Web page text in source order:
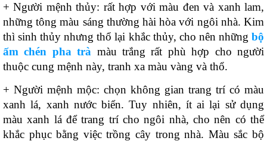
+ Người mệnh thủy: rất hợp với màu đen và xanh lam,
những tông màu sáng thường hài hòa với ngôi nhà. Kim
thì sinh thủy nhưng thổ lại khắc thủy, cho nên những bộ
ấm chén pha trà màu trắng rất phù hợp cho người
thuộc cung mệnh này, tranh xa màu vàng và thổ.
+ Người mệnh mộc: chọn không gian trang trí có màu
xanh lá, xanh nước biển. Tuy nhiên, ít ai lại sử dụng
màu xanh lá để trang trí cho ngôi nhà, cho nên có thể
khắc phục bằng việc trồng cây trong nhà. Màu sắc bộ